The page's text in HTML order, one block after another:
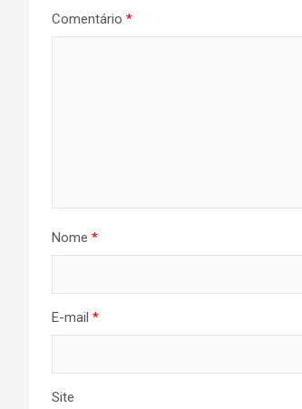
Comentário *
Nome *
E-mail *
Site